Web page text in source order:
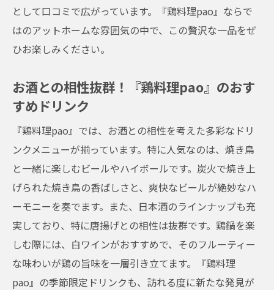
として口コミで広がっています。『鶏料理pao』ならで
はのアットホームな雰囲気の中で、この贅沢な一品をぜ
ひお楽しみください。
お酒との相性抜群！『鶏料理pao』のおす
すめドリンク
『鶏料理pao』では、お酒との相性を考えた多彩なドリ
ンクメニューが揃っています。特に人気なのは、焼き鳥
と一緒に楽しむビールやハイボールです。炭火で焼き上
げられた焼き鳥の香ばしさと、爽快なビールが絶妙なハ
ーモニーを奏でます。また、日本酒のラインナップも充
実しており、特に唐揚げとの相性は抜群です。鶏鍋を楽
しむ際には、白ワインがおすすめで、そのフルーティー
な味わいが鶏の旨味を一層引き立てます。『鶏料理
pao』の季節限定ドリンクも、訪れる度に新たな発見が